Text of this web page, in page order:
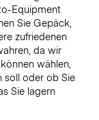
Equipment
Sie Gepäck,
zufriedenen
da wir
wählen,
soll oder ob Sie
Sie lagern